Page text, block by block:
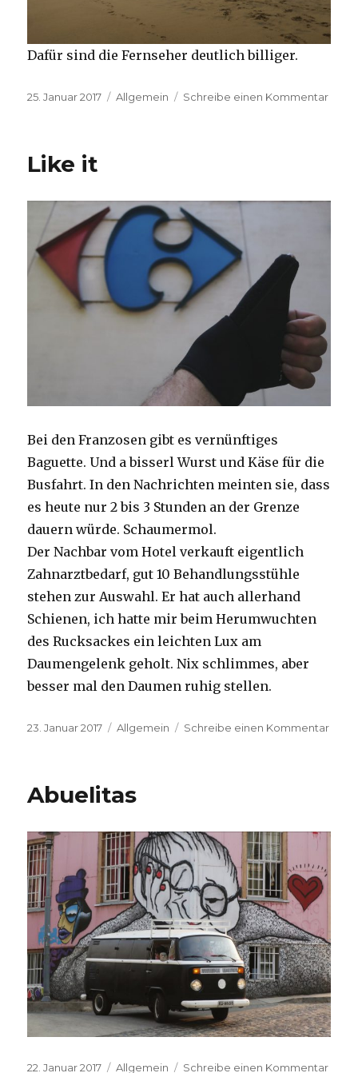
Dafür sind die Fernseher deutlich billiger.
Veröffentlicht
25. Januar 2017 Kategorien
Allgemein Schreibe einen Kommentarzu
Like it
Bei den Franzosen gibt es vernünftiges
Baguette. Und a bisserl Wurst und Käse für die
Busfahrt. In den Nachrichten meinten sie, dass
es heute nur 2 bis 3 Stunden an der Grenze
dauern würde. Schaumermol.
Der Nachbar vom Hotel verkauft eigentlich
Zahnarztbedarf, gut 10 Behandlungsstühle
stehen zur Auswahl. Er hat auch allerhand
Schienen, ich hatte mir beim Herumwuchten
des Rucksackes ein leichten Lux am
Daumengelenk geholt. Nix schlimmes, aber
besser mal den Daumen ruhig stellen.
Veröffentlicht
23. Januar 2017 Kategorien
Allgemein Schreibe einen Kommentarzu
Abuelitas
Veröffentlicht
22. Januar 2017 Kategorien
Allgemein Schreibe einen Kommentarzu